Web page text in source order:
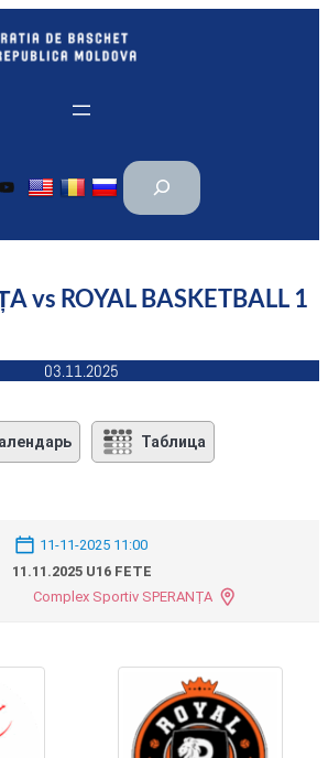
YouTube
П
и
vs ROYAL BASKETBALL 1
03.11.2025
Таблица
11-11-2025 11:00
11.11.2025 U16 FETE
Complex Sportiv SPERANȚA